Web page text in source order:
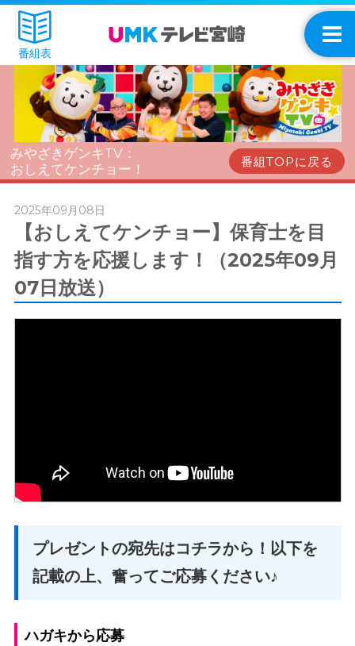
番組表
みやざきゲンキTV：
おしえてケンチョー！
番組TOPに戻る
2025年09月08日
【おしえてケンチョー】保育士を目
指す方を応援します！（2025年09月
07日放送）
プレゼントの宛先はコチラから！以下を
記載の上、奮ってご応募ください♪
ハガキから応募